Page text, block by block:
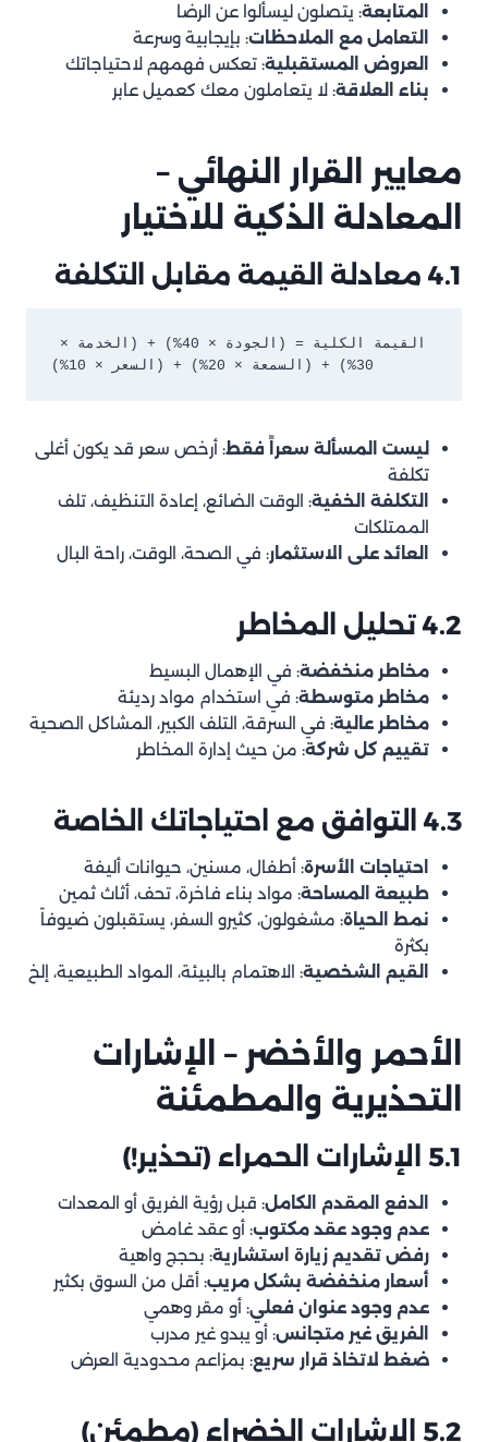
المتابعة: يتصلون ليسألوا عن الرضا
التعامل مع الملاحظات: بإيجابية وسرعة
العروض المستقبلية: تعكس فهمهم لاحتياجاتك
بناء العلاقة: لا يتعاملون معك كعميل عابر
معايير القرار النهائي –
المعادلة الذكية للاختيار
4.1 معادلة القيمة مقابل التكلفة
30%) + (السمعة × 20%) + (السعر × 10%)
ليست المسألة سعراً فقط: أرخص سعر قد يكون أغلى
تكلفة
التكلفة الخفية: الوقت الضائع، إعادة التنظيف، تلف
الممتلكات
العائد على الاستثمار: في الصحة، الوقت، راحة البال
4.2 تحليل المخاطر
مخاطر منخفضة: في الإهمال البسيط
مخاطر متوسطة: في استخدام مواد رديئة
مخاطر عالية: في السرقة، التلف الكبير، المشاكل الصحية
تقييم كل شركة: من حيث إدارة المخاطر
4.3 التوافق مع احتياجاتك الخاصة
احتياجات الأسرة: أطفال، مسنين، حيوانات أليفة
طبيعة المساحة: مواد بناء فاخرة، تحف، أثاث ثمين
نمط الحياة: مشغولون، كثيرو السفر، يستقبلون ضيوفاً
بكثرة
القيم الشخصية: الاهتمام بالبيئة، المواد الطبيعية، إلخ
الأحمر والأخضر – الإشارات
التحذيرية والمطمئنة
5.1 الإشارات الحمراء (تحذير!)
الدفع المقدم الكامل: قبل رؤية الفريق أو المعدات
عدم وجود عقد مكتوب: أو عقد غامض
رفض تقديم زيارة استشارية: بحجج واهية
أسعار منخفضة بشكل مريب: أقل من السوق بكثير
عدم وجود عنوان فعلي: أو مقر وهمي
الفريق غير متجانس: أو يبدو غير مدرب
ضغط لاتخاذ قرار سريع: بمزاعم محدودية العرض
5.2 الإشارات الخضراء (مطمئن)